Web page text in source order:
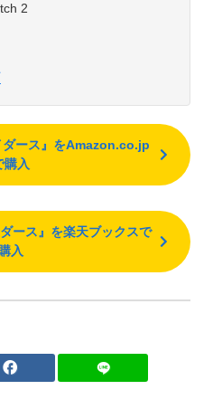
2
ダース』をAmazon.co.jp
購入
ース』を楽天ブックスで
入